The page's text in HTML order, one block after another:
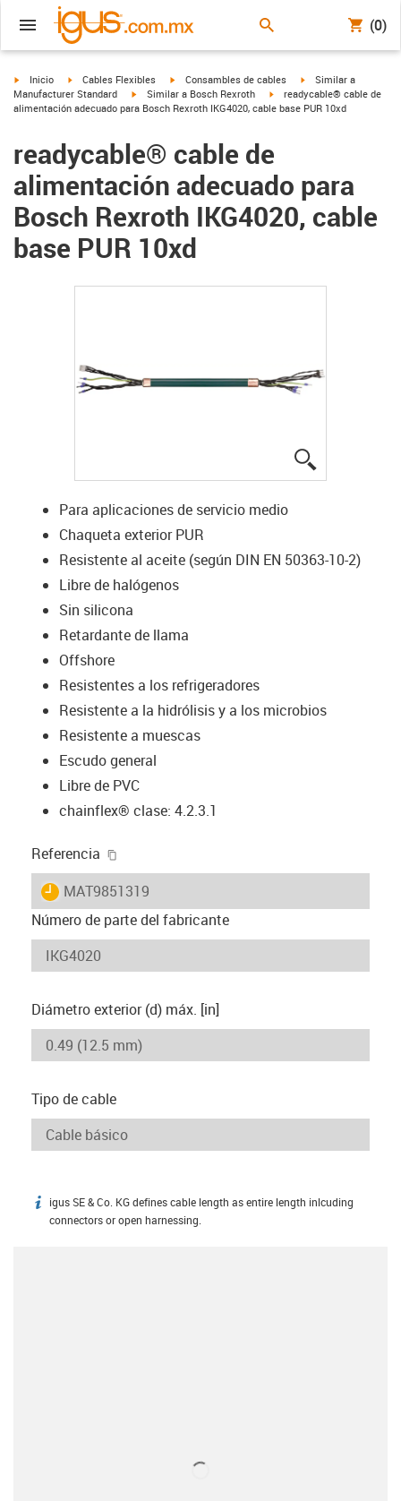
(0)
igus-icon-arrow-right
Inicio igus-icon-arrow-right
Cables Flexibles igus-icon-arrow-right
Consambles de cables igus-icon-arrow-right
Similar a
Manufacturer Standard
igus-icon-arrow-right
Similar a Bosch Rexroth igus-icon-arrow-right
readycable® cable de
alimentación adecuado para Bosch Rexroth IKG4020, cable base PUR 10xd
readycable® cable de
alimentación adecuado para
Bosch Rexroth IKG4020, cable
base PUR 10xd
Para aplicaciones de servicio medio
Chaqueta exterior PUR
Resistente al aceite (según DIN EN 50363-10-2)
Libre de halógenos
Sin silicona
Retardante de llama
Offshore
Resistentes a los refrigeradores
Resistente a la hidrólisis y a los microbios
Resistente a muescas
Escudo general
Libre de PVC
chainflex® clase: 4.2.3.1
Referencia
igus-icon-lieferzeit
MAT9851319
Número de parte del fabricante
Diámetro exterior (d) máx. [in]
Tipo de cable
igus-icon-info
igus SE & Co. KG defines cable length as entire length inlcuding
connectors or open harnessing.